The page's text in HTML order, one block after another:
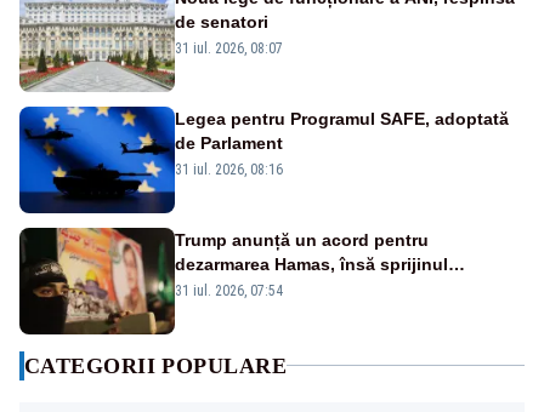
de senatori
31 iul. 2026, 08:07
Legea pentru Programul SAFE, adoptată
de Parlament
31 iul. 2026, 08:16
Trump anunță un acord pentru
dezarmarea Hamas, însă sprijinul
Israelului rămâne incert
31 iul. 2026, 07:54
CATEGORII POPULARE